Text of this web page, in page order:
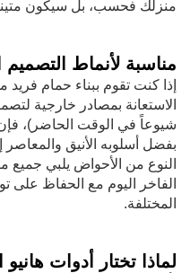
منزلك فحسب، بل سيكون
مناسبة لأنماط التصميم
إذا كنت تقوم ببناء حمام
الاستعانة بمصادر خارجية
شيوعاً في الوقت الحاضر)،
بفضل أسلوبه الأنيق
النوع من الأحواض يلبي جميع
الفاخر اليوم مع الحفاظ على
المختلفة.
لماذا تختار أدوات